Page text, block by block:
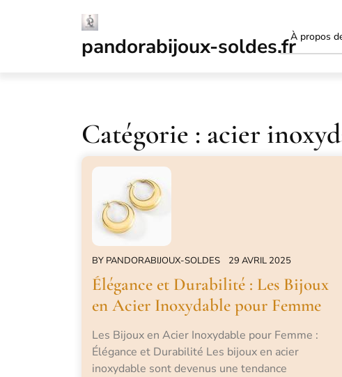
pandorabijoux-soldes.frÀ propos
Catégorie : acier
BY PANDORABIJOUX-SOLDES 29 AVRIL 2025
Élégance et Durabilité : Les Bijoux
en Acier Inoxydable pour Femme
Les Bijoux en Acier Inoxydable pour Femme :
Élégance et Durabilité Les bijoux en acier
inoxydable sont devenus une tendance